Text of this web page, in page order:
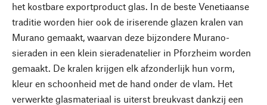
het kostbare exportproduct glas. In de beste Venetiaanse
traditie worden hier ook de iriserende glazen kralen van
Murano gemaakt, waarvan deze bijzondere Murano-
sieraden in een klein sieradenatelier in Pforzheim worden
gemaakt. De kralen krijgen elk afzonderlijk hun vorm,
kleur en schoonheid met de hand onder de vlam. Het
verwerkte glasmateriaal is uiterst breukvast dankzij een